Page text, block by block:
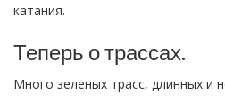
катания.
Теперь о трассах.
Много зеленых трасс, длинных и